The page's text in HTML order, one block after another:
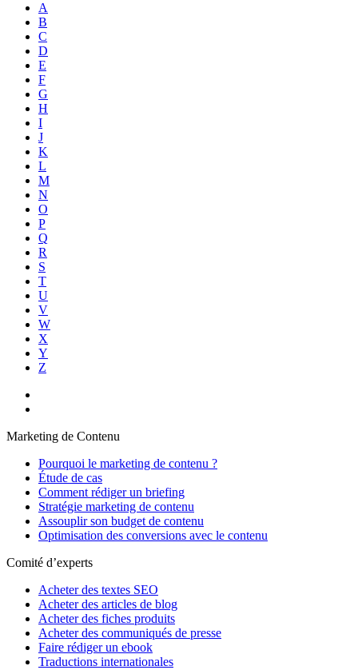
A
B
C
D
E
F
G
H
I
J
K
L
M
N
O
P
Q
R
S
T
U
V
W
X
Y
Z
Marketing de Contenu
Pourquoi le marketing de contenu ?
Étude de cas
Comment rédiger un briefing
Stratégie marketing de contenu
Assouplir son budget de contenu
Optimisation des conversions avec le contenu
Comité d’experts
Acheter des textes SEO
Acheter des articles de blog
Acheter des fiches produits
Acheter des communiqués de presse
Faire rédiger un ebook
Traductions internationales